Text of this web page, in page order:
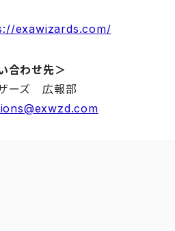
exawizards.com/
合わせ先＞
ーズ 広報部